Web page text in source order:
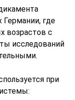
Германии, где
возрастов с
исследований
при